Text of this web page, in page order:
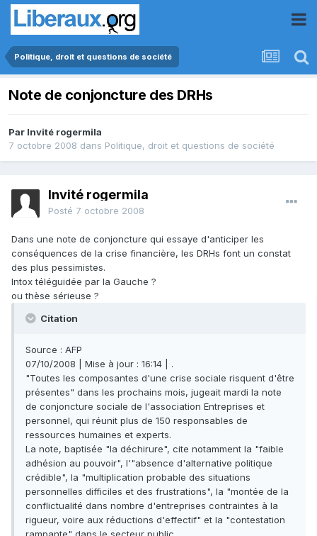
Politique, droit et questions de société
Note de conjoncture des DRHs
Par Invité rogermila
7 octobre 2008 dans Politique, droit et questions de société
Invité rogermila
Posté 7 octobre 2008
Dans une note de conjoncture qui essaye d'anticiper les
conséquences de la crise financière, les DRHs font un constat
des plus pessimistes.
Intox téléguidée par la Gauche ?
ou thèse sérieuse ?
Citation
Source : AFP
07/10/2008 | Mise à jour : 16:14 | .
"Toutes les composantes d'une crise sociale risquent d'être
présentes" dans les prochains mois, jugeait mardi la note
de conjoncture sociale de l'association Entreprises et
personnel, qui réunit plus de 150 responsables de
ressources humaines et experts.
La note, baptisée "la déchirure", cite notamment la "faible
adhésion au pouvoir", l'"absence d'alternative politique
crédible", la "multiplication probable des situations
personnelles difficiles et des frustrations", la "montée de la
conflictualité dans nombre d'entreprises contraintes à la
rigueur, voire aux réductions d'effectif" et la "contestation